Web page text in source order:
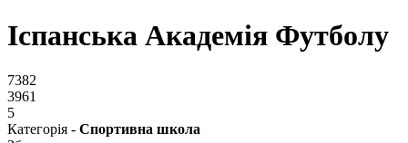
Іспанська Академія Футболу
7382
3961
5
Категорія - Спортивна школа